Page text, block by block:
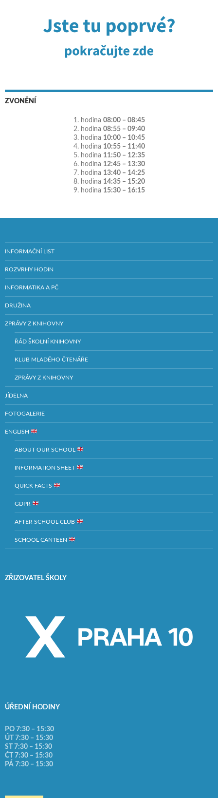
ZVONĚNÍ
1. hodina 08:00 – 08:45
2. hodina 08:55 – 09:40
3. hodina 10:00 – 10:45
4. hodina 10:55 – 11:40
5. hodina 11:50 – 12:35
6. hodina 12:45 – 13:30
7. hodina 13:40 – 14:25
8. hodina 14:35 – 15:20
9. hodina 15:30 – 16:15
INFORMAČNÍ LIST
ROZVRHY HODIN
INFORMATIKA A PČ
DRUŽINA
ZPRÁVY Z KNIHOVNY
ŘÁD ŠKOLNÍ KNIHOVNY
KLUB MLADÉHO ČTENÁŘE
ZPRÁVY Z KNIHOVNY
JÍDELNA
FOTOGALERIE
ENGLISH
ABOUT OUR SCHOOL
INFORMATION SHEET
QUICK FACTS
GDPR
AFTER SCHOOL CLUB
SCHOOL CANTEEN
ZŘIZOVATEL ŠKOLY
ÚŘEDNÍ HODINY
PO 7:30 – 15:30
ÚT 7:30 – 15:30
ST 7:30 – 15:30
ČT 7:30 – 15:30
PÁ 7:30 – 15:30